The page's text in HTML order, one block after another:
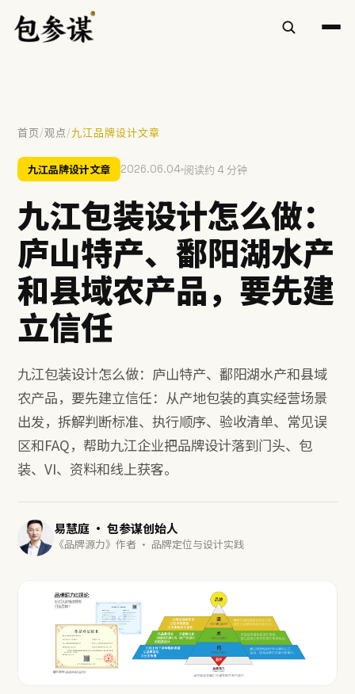
热门搜索
VI设计 空间设计 标志设计 包装设计
慧庭手写体
提示：⌘/Ctrl + K 随时唤起搜索
首页/观点/九江品牌设计文章
九江品牌设计文章 2026.06.04 阅读约 4 分钟
九江包装设计怎么做：
庐山特产、鄱阳湖水产
和县域农产品，要先建
立信任
九江包装设计怎么做：庐山特产、鄱阳湖水产和县域
农产品，要先建立信任：从产地包装的真实经营场景
出发，拆解判断标准、执行顺序、验收清单、常见误
区和FAQ，帮助九江企业把品牌设计落到门头、包
装、VI、资料和线上获客。
易慧庭 · 包参谋创始人
《品牌源力》作者 · 品牌定位与设计实践